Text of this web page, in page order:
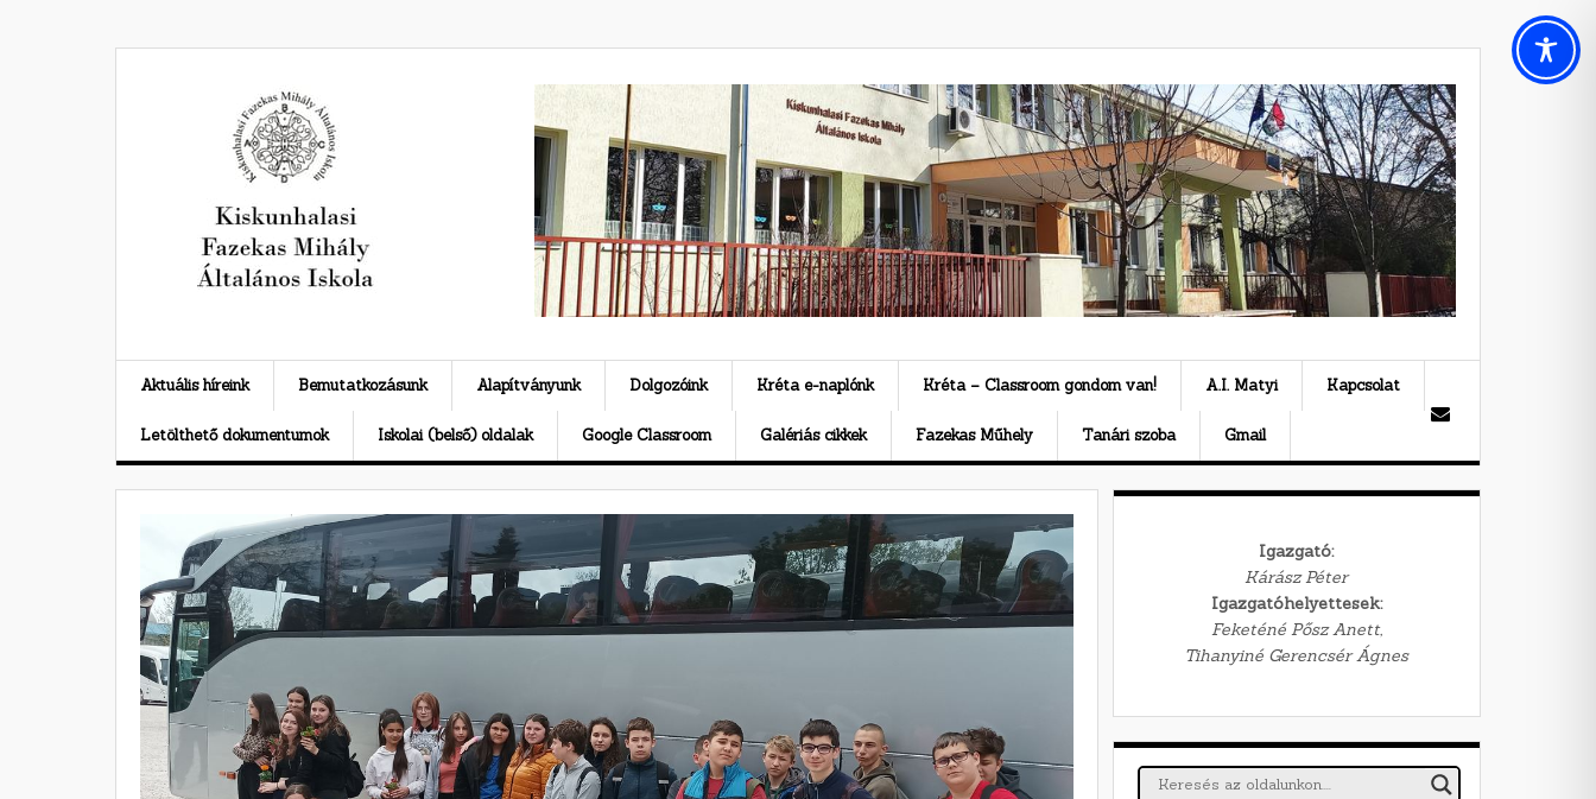
Aktuális híreink Bemutatkozásunk Alapítványunk Dolgozóink Kréta e-naplónk Kréta – Classroom gondom van! A.I. Matyi Kapcsolat
Letölthető dokumentumok Iskolai (belső) oldalak Google Classroom Galériás cikkek Fazekas Műhely Tanári szoba Gmail
Igazgató:
Kárász Péter
Igazgatóhelyettesek:
Feketéné Pősz Anett,
Tihanyiné Gerencsér Ágnes